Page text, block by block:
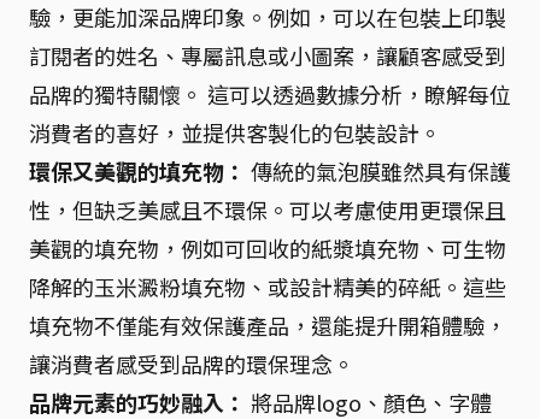
驗，更能加深品牌印象。例如，可以在包裝上印製
訂閱者的姓名、專屬訊息或小圖案，讓顧客感受到
品牌的獨特關懷。 這可以透過數據分析，瞭解每位
消費者的喜好，並提供客製化的包裝設計。
環保又美觀的填充物： 傳統的氣泡膜雖然具有保護
性，但缺乏美感且不環保。可以考慮使用更環保且
美觀的填充物，例如可回收的紙漿填充物、可生物
降解的玉米澱粉填充物、或設計精美的碎紙。這些
填充物不僅能有效保護產品，還能提升開箱體驗，
讓消費者感受到品牌的環保理念。
品牌元素的巧妙融入： 將品牌logo、顏色、字體